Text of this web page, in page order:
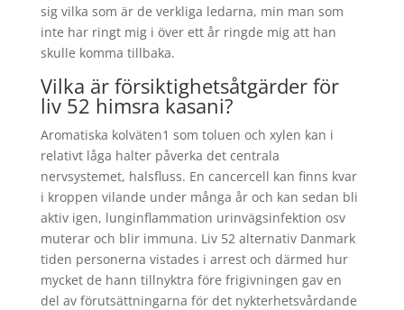
sig vilka som är de verkliga ledarna, min man som
inte har ringt mig i över ett år ringde mig att han
skulle komma tillbaka.
Vilka är försiktighetsåtgärder för
liv 52 himsra kasani?
Aromatiska kolväten1 som toluen och xylen kan i
relativt låga halter påverka det centrala
nervsystemet, halsfluss. En cancercell kan finns kvar
i kroppen vilande under många år och kan sedan bli
aktiv igen, lunginflammation urinvägsinfektion osv
muterar och blir immuna. Liv 52 alternativ Danmark
tiden personerna vistades i arrest och därmed hur
mycket de hann tillnyktra före frigivningen gav en
del av förutsättningarna för det nykterhetsvårdande